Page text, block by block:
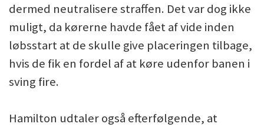
dermed neutralisere straffen. Det var dog ikke
muligt, da kørerne havde fået af vide inden
løbsstart at de skulle give placeringen tilbage,
hvis de fik en fordel af at køre udenfor banen i
sving fire.
Hamilton udtaler også efterfølgende, at